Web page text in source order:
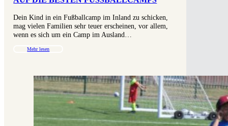
Dein Kind in ein Fußballcamp im Inland zu schicken,
mag vielen Familien sehr teuer erscheinen, vor allem,
wenn es sich um ein Camp im Ausland…
Mehr lesen